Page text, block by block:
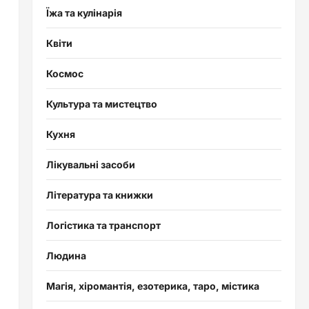
Їжа та кулінарія
Квіти
Космос
Культура та мистецтво
Кухня
Лікувальні засоби
Література та книжки
Логістика та транспорт
Людина
Магія, хіромантія, езотерика, таро, містика